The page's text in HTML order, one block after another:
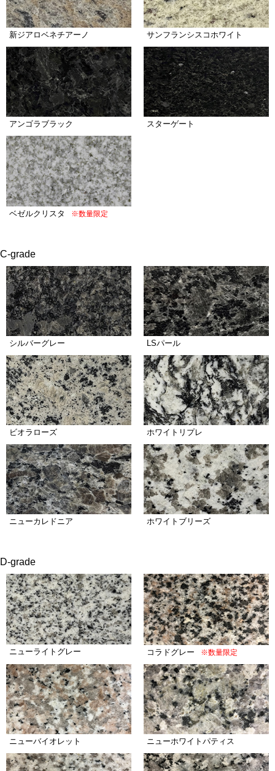
新ジアロベネチアーノ サンフランシスコホワイト
アンゴラブラック スターゲート
ベゼルクリスタ ※数量限定
C-grade
シルバーグレー LSパール
ビオラローズ ホワイトリプレ
ニューカレドニア ホワイトブリーズ
D-grade
ニューライトグレー コラドグレー ※数量限定
ニューバイオレット ニューホワイトパティス